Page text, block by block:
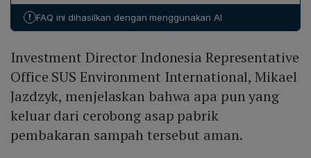
pemerintah menetapkan kebijakan yang jelas dan
sanksi bila standar terlanggar.
terperangkap dalam abu (fly ash, bottom ash) dan
dapat menyebabkan iritasi mata, hidung, penyakit
pernapasan, dan kardiovaskular. Insinerator SUS
dilengkapi penyaring pada cerobong, sehingga residu
kimia terkonsentrasi di abu, yang memerlukan
penanganan khusus agar tidak mencemari lingkungan.
! FAQ ini dihasilkan dengan menggunakan AI
Investment Director Indonesia Representative
Office SUS Environment International, Mikael
Jazdzyk, menjelaskan bahwa apa pun yang
keluar dari cerobong asap pabrik
pembakaran sampah tersebut aman.